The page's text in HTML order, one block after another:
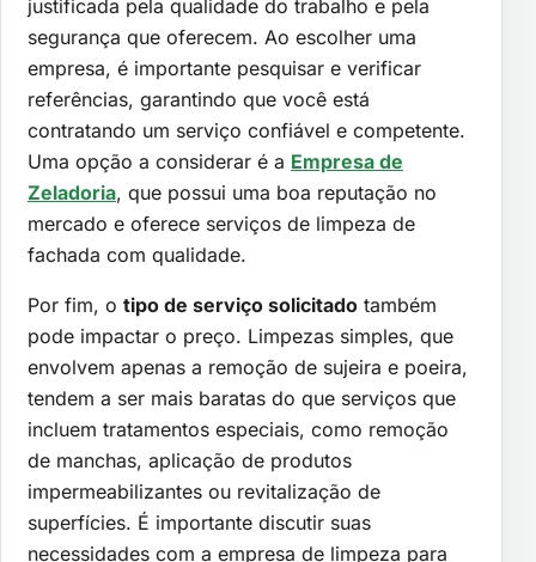
justificada pela qualidade do trabalho e pela
segurança que oferecem. Ao escolher uma
empresa, é importante pesquisar e verificar
referências, garantindo que você está
contratando um serviço confiável e competente.
Uma opção a considerar é a Empresa de
Zeladoria, que possui uma boa reputação no
mercado e oferece serviços de limpeza de
fachada com qualidade.
Por fim, o tipo de serviço solicitado também
pode impactar o preço. Limpezas simples, que
envolvem apenas a remoção de sujeira e poeira,
tendem a ser mais baratas do que serviços que
incluem tratamentos especiais, como remoção
de manchas, aplicação de produtos
impermeabilizantes ou revitalização de
superfícies. É importante discutir suas
necessidades com a empresa de limpeza para